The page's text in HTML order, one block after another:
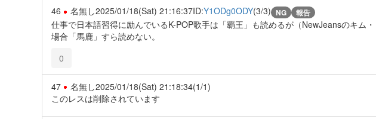
46 名無し2025/01/18(Sat) 21:16:37ID:Y1ODg0ODY(3/3) NG 報告
仕事で日本語習得に励んでいるK-POP歌手は「覇王」も読めるが（NewJeansのキム
場合「馬鹿」すら読めない。
0
47 名無し2025/01/18(Sat) 21:18:34(1/1)
このレスは削除されています